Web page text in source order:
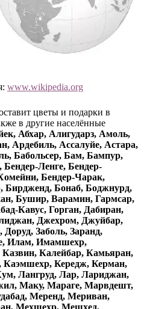
www.wikipedia.org
цветы и подарки в
в другие населённые
Абхар, Алигударз, Амоль,
Ардебиль, Ассалуйе, Астара,
Бабольсер, Бам, Бампур,
Бендер-Ленге, Бендер-
Бендер-Чарак,
Бирдженд, Бонаб, Боджнурд,
Бушир, Варамин, Гармсар,
Кавус, Горган, Дабиран,
Джехром, Джуйбар,
Заболь, Заранд,
Илам, Имамшехр,
Калейбар, Камьяран,
Кередж, Керман,
Лангруд, Лар, Лариджан,
Маку, Мараге, Марвдешт,
Меренд, Мериван,
Мехшехр, Мешхед,